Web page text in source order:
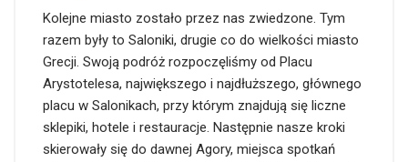
Kolejne miasto zostało przez nas zwiedzone. Tym
razem były to Saloniki, drugie co do wielkości miasto
Grecji. Swoją podróż rozpoczęliśmy od Placu
Arystotelesa, największego i najdłuższego, głównego
placu w Salonikach, przy którym znajdują się liczne
sklepiki, hotele i restauracje. Następnie nasze kroki
skierowały się do dawnej Agory, miejsca spotkań